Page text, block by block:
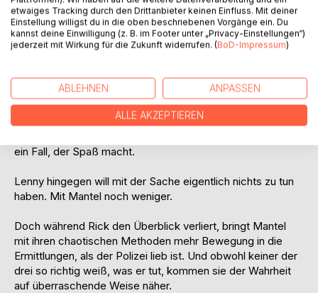
Ein Gemälde wird gestohlen und steigt über Nacht
zum Kultobjekt auf. Die Presse tobt, die Öffentlichkeit
noch seine Nerven im Griff.
Mantel, eigenwillige Privatdetektivin mit Trenchcoat,
Springerstiefeln und ausgeprägter Autoritätsallergie,
ein Fall, der Spaß macht.
Lenny hingegen will mit der Sache eigentlich nichts zu tun
haben. Mit Mantel noch weniger.
Doch während Rick den Überblick verliert, bringt Mantel
mit ihren chaotischen Methoden mehr Bewegung in die
Ermittlungen, als der Polizei lieb ist. Und obwohl keiner der
drei so richtig weiß, was er tut, kommen sie der Wahrheit
auf überraschende Weise näher.
etwaiges Tracking durch den Drittanbieter keinen Einfluss. Mit deiner
Einstellung willigst du in die oben beschriebenen Vorgänge ein. Du
kannst deine Einwilligung (z. B. im Footer unter „Privacy-Einstellungen“)
jederzeit mit Wirkung für die Zukunft widerrufen. (BoD-Impressum)
ABLEHNEN ANPASSEN
ALLE AKZEPTIEREN